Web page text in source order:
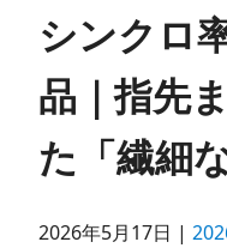
シンクロ
品｜指先
た「繊細
2026年5月17日 |